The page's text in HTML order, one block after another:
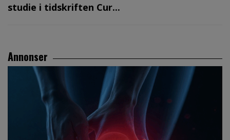
studie i tidskriften Cur...
Annonser